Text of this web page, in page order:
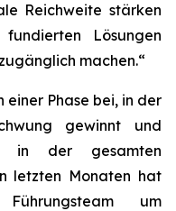
Reichweite stärken
Lösungen
machen.“
Phase bei, in der
gewinnt und
in der gesamten
letzten Monaten hat
um